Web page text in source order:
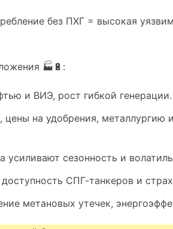
без ПХГ = высокая
🏭🔋:
и ВИЭ, рост гибкой генерации.
на удобрения, металлургию
сезонность и
СПГ-танкеров и
метановых утечек,